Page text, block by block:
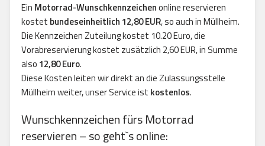
Ein Motorrad-Wunschkennzeichenonline reservieren
kostet bundeseinheitlich 12,80 EUR, so auch in Müllheim.
Die Kennzeichen Zuteilung kostet 10.20 Euro, die
Vorabreservierung kostet zusätzlich 2,60 EUR, in Summe
also 12,80 Euro.
Diese Kosten leiten wir direkt an die Zulassungsstelle
Müllheim weiter, unser Service ist kostenlos.
Wunschkennzeichen fürs Motorrad
reservieren – so geht`s online: